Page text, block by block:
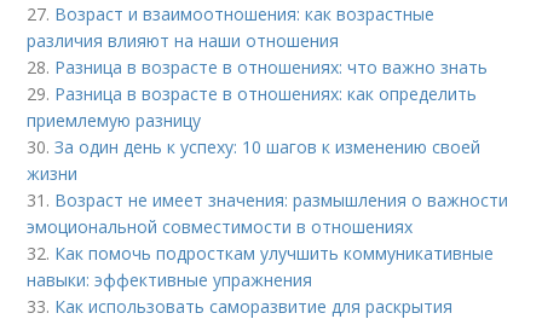
27. Возраст и взаимоотношения: как возрастные
различия влияют на наши отношения
28. Разница в возрасте в отношениях: что важно знать
29. Разница в возрасте в отношениях: как определить
приемлемую разницу
30.За один день к успеху: 10 шагов к изменению своей
жизни
31. Возраст не имеет значения: размышления о важности
эмоциональной совместимости в отношениях
32. Как помочь подросткам улучшить коммуникативные
навыки: эффективные упражнения
33. Как использовать саморазвитие для раскрытия